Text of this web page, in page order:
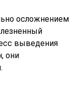
осложнением
выведения
они